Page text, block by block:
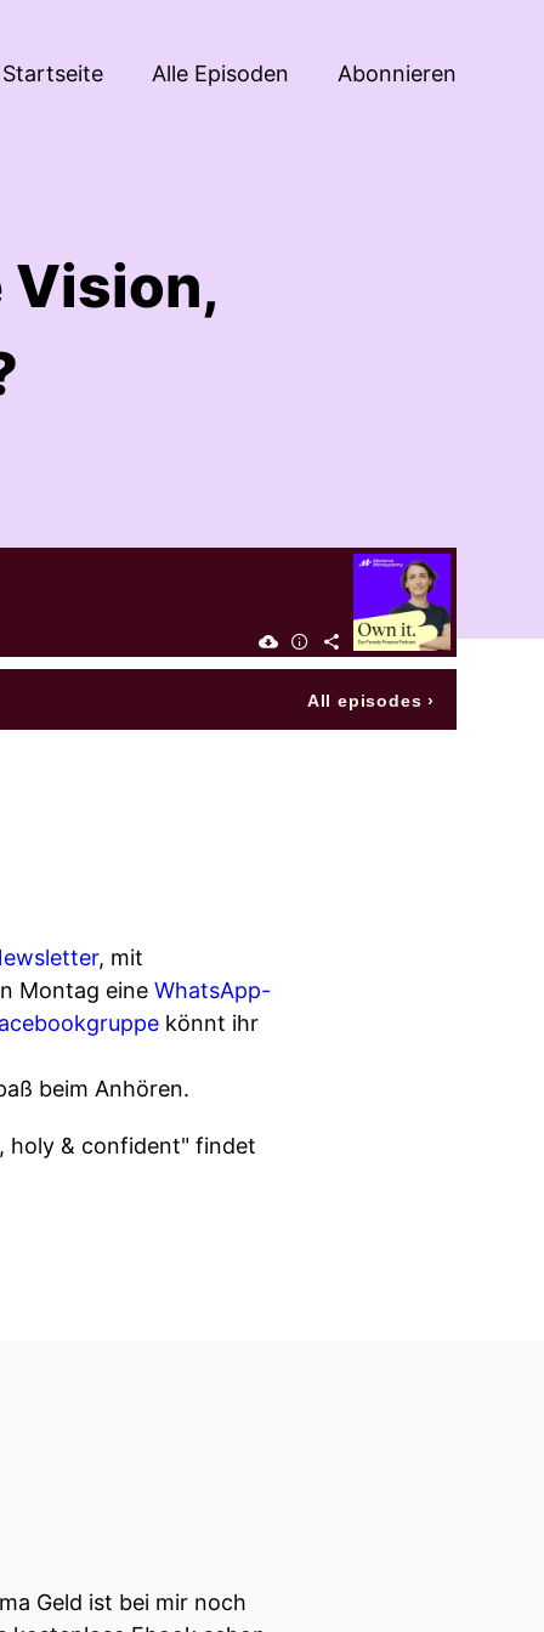
Startseite Alle Episoden Abonnieren
Vision,
All episodes ›
, mit
Montag eine WhatsApp-
könnt ihr
beim Anhören.
holy & confident" findet
Geld ist bei mir noch